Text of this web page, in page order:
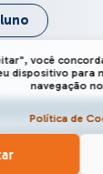
você
dispositivo para
navegação
Política de
direitos estão